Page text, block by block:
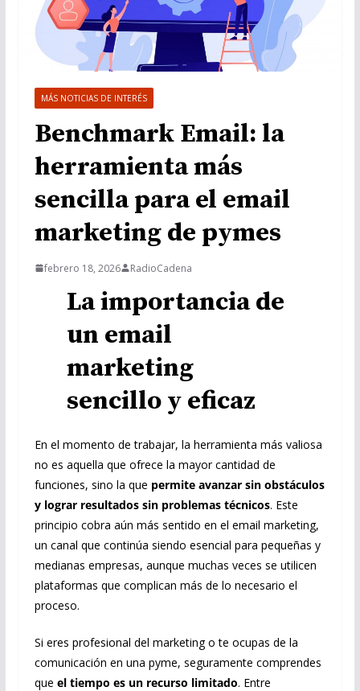
MÁS NOTICIAS DE INTERÉS
Benchmark Email: la
herramienta más
sencilla para el email
marketing de pymes
febrero 18, 2026 RadioCadena
La importancia de
un email
marketing
sencillo y eficaz
En el momento de trabajar, la herramienta más valiosa
no es aquella que ofrece la mayor cantidad de
funciones, sino la que permite avanzar sin obstáculos
y lograr resultados sin problemas técnicos. Este
principio cobra aún más sentido en el email marketing,
un canal que continúa siendo esencial para pequeñas y
medianas empresas, aunque muchas veces se utilicen
plataformas que complican más de lo necesario el
proceso.
Si eres profesional del marketing o te ocupas de la
comunicación en una pyme, seguramente comprendes
que el tiempo es un recurso limitado. Entre